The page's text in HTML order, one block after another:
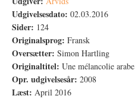
Udgivelsesdato: 02.03.2016
Sider: 124
Originalsprog: Fransk
Oversætter: Simon Hartling
Originaltitel: Une mélancolie arabe
Opr. udgivelsesår: 2008
Læst: April 2016